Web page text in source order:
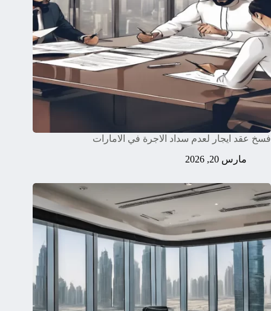
فسخ عقد ايجار لعدم سداد الاجرة في الامارات
مارس 20, 2026